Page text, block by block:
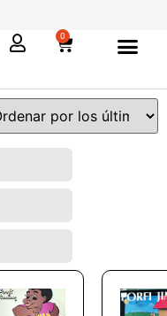
0